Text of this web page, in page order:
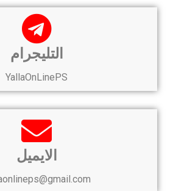
التليجرام
YallaOnLinePS
الايميل